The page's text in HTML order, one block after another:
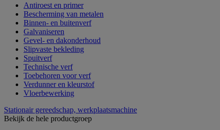
Antiroest en primer
Bescherming van metalen
Binnen- en buitenverf
Galvaniseren
Gevel- en dakonderhoud
Slipvaste bekleding
Spuitverf
Technische verf
Toebehoren voor verf
Verdunner en kleurstof
Vloerbewerking
Stationair gereedschap, werkplaatsmachine
Bekijk de hele productgroep